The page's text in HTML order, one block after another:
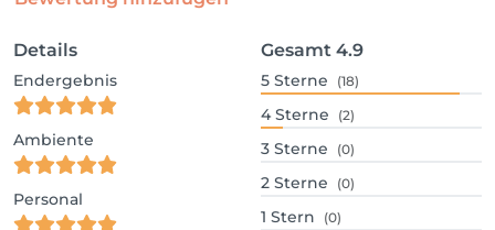
Details
Endergebnis
Ambiente
Personal
Gesamt 4.9
5 Sterne (18)
4 Sterne (2)
3 Sterne (0)
2 Sterne (0)
1 Stern (0)